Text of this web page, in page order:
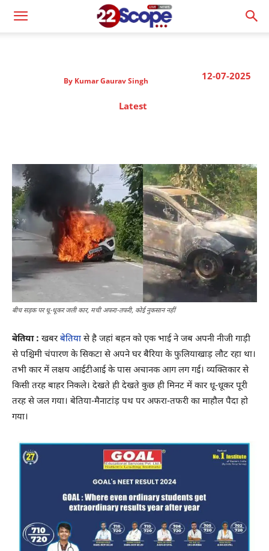
12-07-2025
By Kumar Gaurav Singh
Latest
बीच सड़क पर धू-धूकर जली कार, मची अफरा-तफरी, कोई नुकसान नहीं
बेतिया : खबरबेतियासे है जहां बहन को एक भाई ने जब अपनी नीजी गाड़ी
से पश्चिमी चंपारण के सिकटा से अपने घर बैरिया के फुलियाखाड़ लौट रहा था।
तभी कार में लक्षय आईटीआई के पास अचानक आग लग गई। व्यक्तिकार से
किसी तरह बाहर निकले। देखते ही देखते कुछ ही मिनट में कार धू-धूकर पूरी
तरह से जल गया। बेतिया-मैनाटांड़ पथ पर अफरा-तफरी का माहौल पैदा हो
गया।